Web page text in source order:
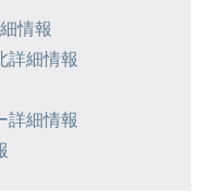
情報
詳細情報
詳細情報